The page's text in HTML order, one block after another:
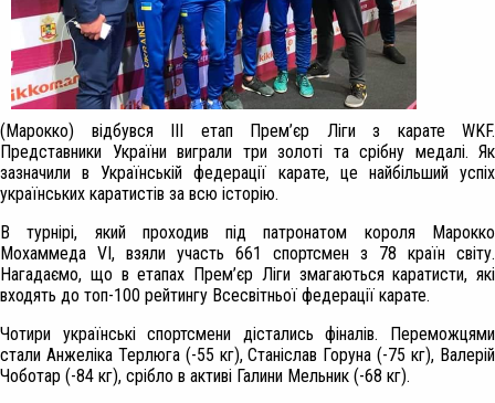
(Марокко) відбувся ІІІ етап Прем’єр Ліги з карате WKF.
Представники України виграли три золоті та срібну медалі. Як
зазначили в Українській федерації карате, це найбільший успіх
українських каратистів за всю історію.
В турнірі, який проходив під патронатом короля Марокко
Мохаммеда VI, взяли участь 661 спортсмен з 78 країн світу.
Нагадаємо, що в етапах Прем’єр Ліги змагаються каратисти, які
входять до топ-100 рейтингу Всесвітньої федерації карате.
Чотири українські спортсмени дістались фіналів. Переможцями
стали Анжеліка Терлюга (-55 кг), Станіслав Горуна (-75 кг), Валерій
Чоботар (-84 кг), срібло в активі Галини Мельник (-68 кг).